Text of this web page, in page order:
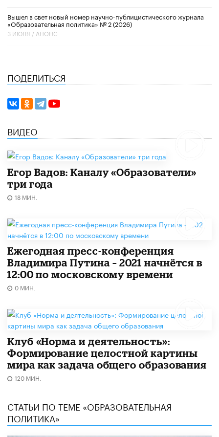
Вышел в свет новый номер научно-публицистического журнала
«Образовательная политика» № 2 (2026)
3 ИЮЛЯ / АНОНС
ПОДЕЛИТЬСЯ
ВИДЕО
Егор Вадов: Каналу «Образователи»
три года
18 МИН.
Ежегодная пресс-конференция
Владимира Путина – 2021 начнётся в
12:00 по московскому времени
0 МИН.
Клуб «Норма и деятельность»:
Формирование целостной картины
мира как задача общего образования
120 МИН.
СТАТЬИ ПО ТЕМЕ «ОБРАЗОВАТЕЛЬНАЯ
ПОЛИТИКА»